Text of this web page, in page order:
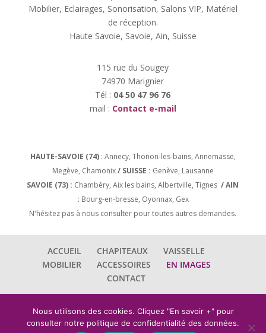
Mobilier, Eclairages, Sonorisation, Salons VIP, Matériel
de réception.
Haute Savoie, Savoie, Ain, Suisse
115 rue du Sougey
74970 Marignier
Tél : 04 50 47 96 76
mail : Contact e-mail
HAUTE-SAVOIE (74): Annecy, Thonon-les-bains, Annemasse,
Megève, Chamonix/ SUISSE : Genève, Lausanne
SAVOIE (73) : Chambéry, Aix les bains, Albertville, Tignes / AIN
: Bourg-en-bresse, Oyonnax, Gex
N'hésitez pas à nous consulter pour toutes autres demandes.
ACCUEIL CHAPITEAUX
VAISSELLE
MOBILIER
ACCESSOIRES
EN IMAGES
CONTACT
Les Chapiteaux du Léman - 2017 - Tous droits réservés |
Nous utilisons des cookies. Cliquez "En savoir +" pour
consulter notre politique de confidentialité des données.